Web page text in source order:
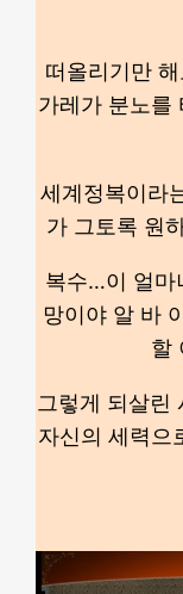
떠올리기만
가레가 분노를
세계정복이라
가 그토록 원
복수…이 얼마
망이야 알 바
할
그렇게 되살린
자신의 세력으